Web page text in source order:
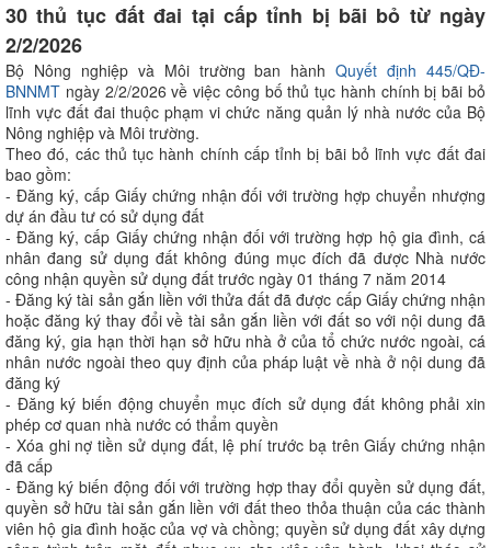
30 thủ tục đất đai tại cấp tỉnh bị bãi bỏ từ ngày
2/2/2026
Bộ Nông nghiệp và Môi trường ban hànhQuyết định 445/QĐ-
BNNMT ngày 2/2/2026 về việc công bố thủ tục hành chính bị bãi bỏ
lĩnh vực đất đai thuộc phạm vi chức năng quản lý nhà nước của Bộ
Nông nghiệp và Môi trường.
Theo đó, các thủ tục hành chính cấp tỉnh bị bãi bỏ lĩnh vực đất đai
bao gồm:
- Đăng ký, cấp Giấy chứng nhận đối với trường hợp chuyển nhượng
dự án đầu tư có sử dụng đất
- Đăng ký, cấp Giấy chứng nhận đối với trường hợp hộ gia đình, cá
nhân đang sử dụng đất không đúng mục đích đã được Nhà nước
công nhận quyền sử dụng đất trước ngày 01 tháng 7 năm 2014
- Đăng ký tài sản gắn liền với thửa đất đã được cấp Giấy chứng nhận
hoặc đăng ký thay đổi về tài sản gắn liền với đất so với nội dung đã
đăng ký, gia hạn thời hạn sở hữu nhà ở của tổ chức nước ngoài, cá
nhân nước ngoài theo quy định của pháp luật về nhà ở nội dung đã
đăng ký
- Đăng ký biến động chuyển mục đích sử dụng đất không phải xin
phép cơ quan nhà nước có thẩm quyền
- Xóa ghi nợ tiền sử dụng đất, lệ phí trước bạ trên Giấy chứng nhận
đã cấp
- Đăng ký biến động đối với trường hợp thay đổi quyền sử dụng đất,
quyền sở hữu tài sản gắn liền với đất theo thỏa thuận của các thành
viên hộ gia đình hoặc của vợ và chồng; quyền sử dụng đất xây dựng